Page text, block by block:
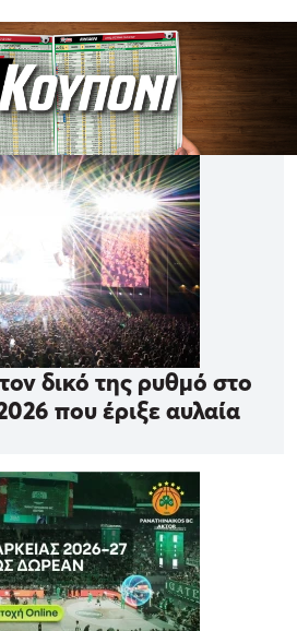
δικό της ρυθμό στο
που έριξε αυλαία